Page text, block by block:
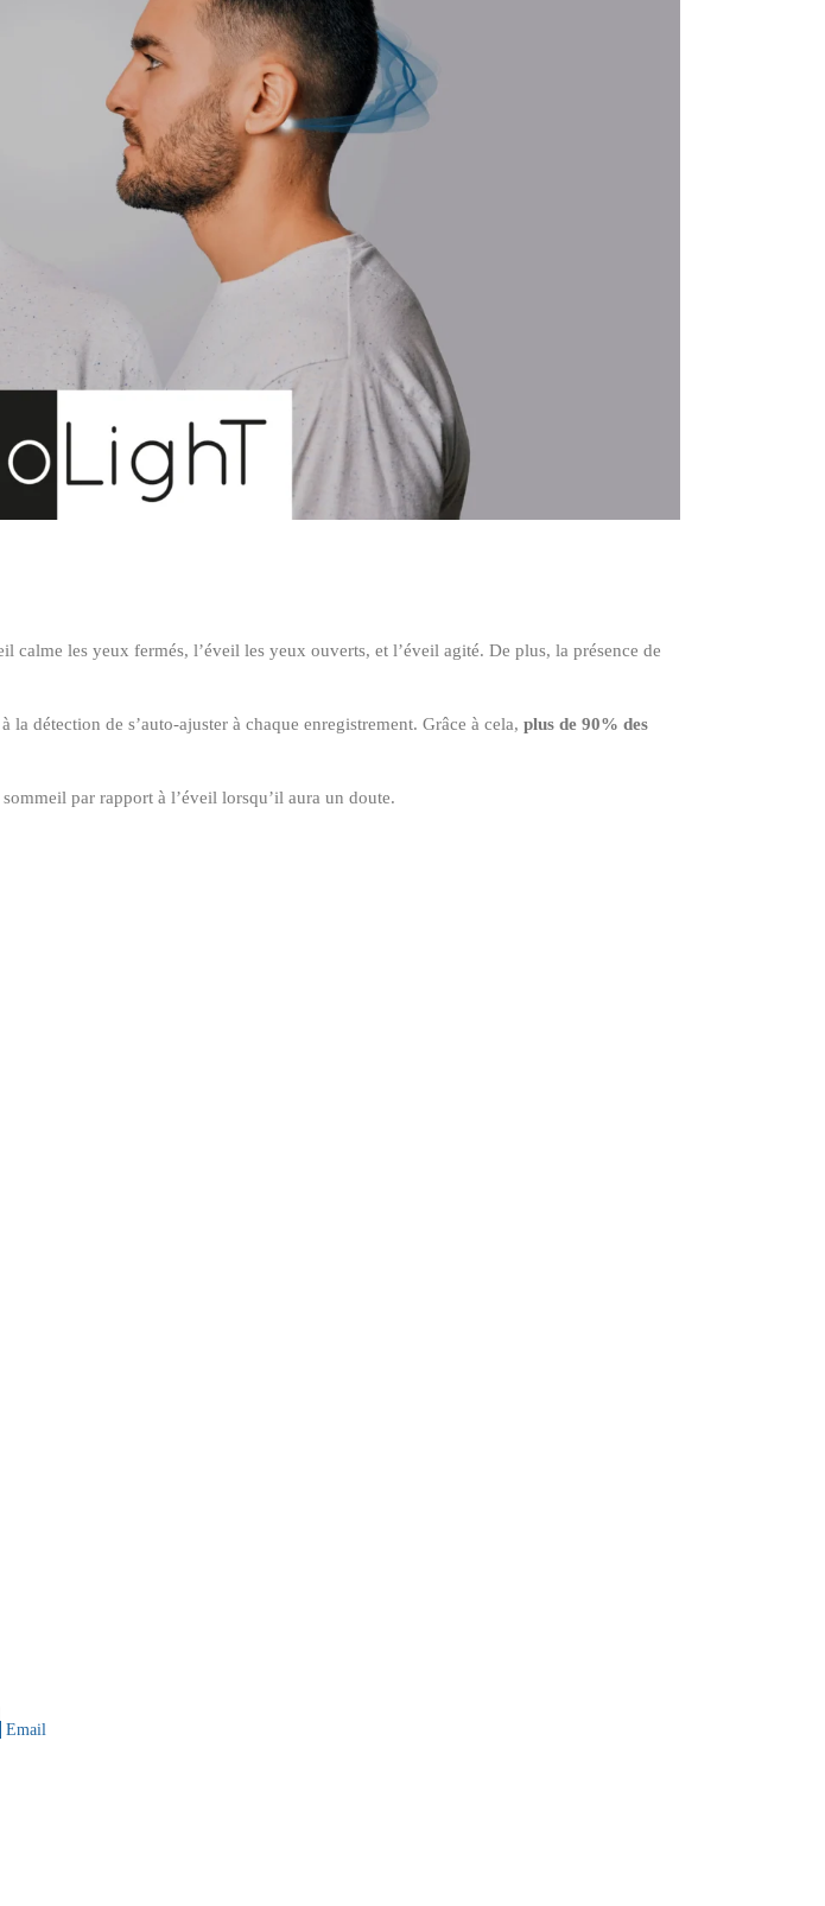
les yeux fermés, l’éveil les yeux ouverts, et l’éveil agité. De plus, la présence de
détection de s’auto-ajuster à chaque enregistrement. Grâce à cela, plus de 90% des
par rapport à l’éveil lorsqu’il aura un doute.
Email